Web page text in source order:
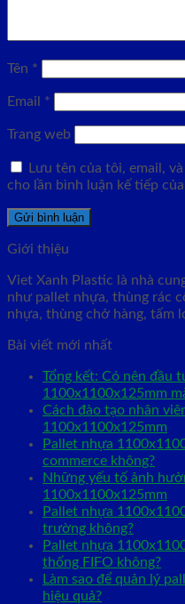
Tên *
Email *
Trang web
Lưu tên của tôi, email,
cho lần bình luận kế tiếp
Giới thiệu
Viet Xanh Plastic là nhà
như pallet nhựa, thùng rác
nhựa, thùng chở hàng, tấm
Bài viết mới nhất
Tổng kết: Có nên đầu
1100x1100x125mm
Cách đào tạo nhân
1100x1100x125mm
Pallet nhựa
commerce không?
Những yếu tố ảnh
1100x1100x125mm
Pallet nhựa
trường không?
Pallet nhựa
thống FIFO không?
Làm sao để quản lý
hiệu quả?